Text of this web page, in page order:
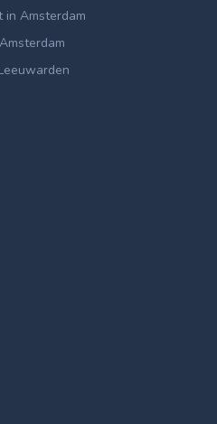
Amsterdam